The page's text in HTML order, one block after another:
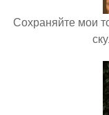
Сохраняйте мои